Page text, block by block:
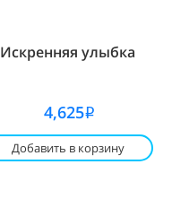
Искренняя улыбка
4,625i
Добавить в корзину